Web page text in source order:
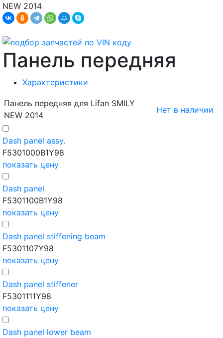
NEW 2014
Панель передняя
Характеристики
Панель передняя для Lifan SMILY
NEW 2014
Нет в наличии
Dash panel assy.
F5301000B1Y98
показать цену
Dash panel
F5301100B1Y98
показать цену
Dash panel stiffening beam
F5301107Y98
показать цену
Dash panel stiffener
F5301111Y98
показать цену
Dash panel lower beam